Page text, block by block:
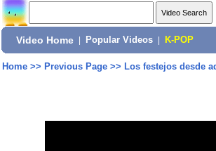
Video Home Popular Videos K-POP
Home>> Previous Page>> Los festejos desde